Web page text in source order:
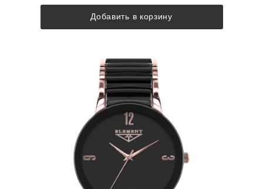
Добавить в корзину